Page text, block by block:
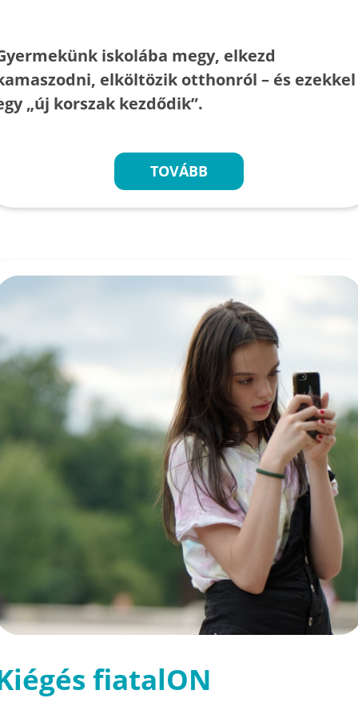
iskolába megy, elkezd
elköltözik otthonról – és ezekkel
„új korszak kezdődik”.
TOVÁBB
fiatalON